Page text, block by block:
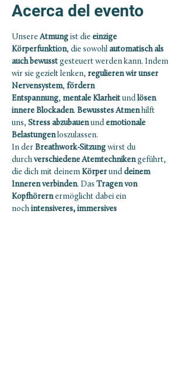
Acerca del evento
Unsere Atmung ist die einzige
Körperfunktion, die sowohl automatisch als
auch bewusst gesteuert werden kann. Indem
wir sie gezielt lenken, regulieren wir unser
Nervensystem, fördern
Entspannung, mentale Klarheit und lösen
innere Blockaden. Bewusstes Atmen hilft
uns, Stress abzubauen und emotionale
Belastungen loszulassen.
In der Breathwork-Sitzung wirst du
durch verschiedene Atemtechniken geführt,
die dich mit deinem Körper und deinem
Inneren verbinden. Das Tragen von
Kopfhörern ermöglicht dabei ein
noch intensiveres, immersives